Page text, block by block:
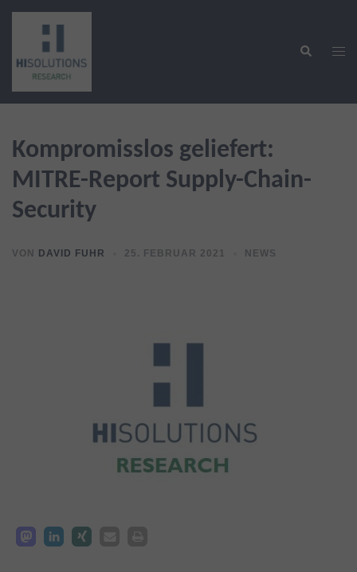
Zum
springen
Suche
Kompromisslos geliefert:
MITRE-Report Supply-Chain-
Security
VON DAVID FUHR 25. FEBRUAR 2021 NEWS